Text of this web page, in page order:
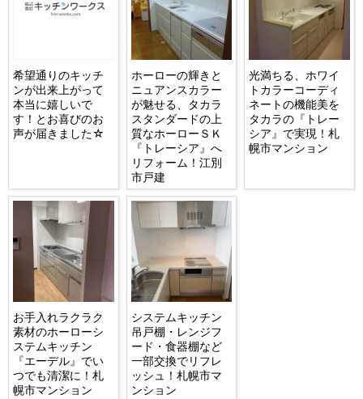
希望通りのキッチ
ンが出来上がって
本当に嬉しいで
す！とお喜びのお
声が届きました☆
ホーローの輝きと
ニュアンスカラー
が魅せる、タカラ
スタンダードの上
質なホーローＳＫ
『トレーシア』へ
リフォーム！江別
市戸建
光満ちる、ホワイ
トカラーコーディ
ネートの機能美を
タカラの『トレー
シア』で実現！札
幌市マンション
お手入れラクラク
素材のホーローシ
ステムキッチン
『エーデル』でい
つでも清潔に！札
幌市マンション
システムキッチン
吊戸棚・レンジフ
ード・食器棚など
一部交換でリフレ
ッシュ！札幌市マ
ンション